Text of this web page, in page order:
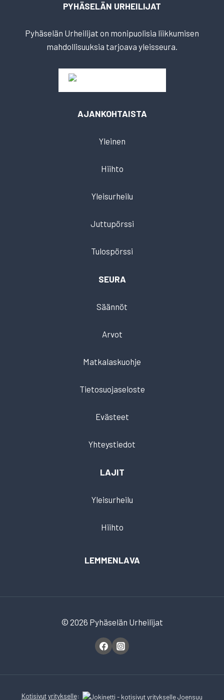
PYHÄSELÄN URHEILIJAT
Pyhäselän Urheilijat on monipuolisia liikkumisen
mahdollisuuksia tarjoava yleisseura.
AJANKOHTAISTA
Yleinen
Hiihto
Yleisurheilu
Juttupörssi
Tulospörssi
SEURA
Säännöt
Arvot
Matkalaskuohje
Tietosuojaseloste
Evästeet
Yhteystiedot
LAJIT
Yleisurheilu
Hiihto
LEMMENLAVA
© 2026 Pyhäselän Urheilijat
Kotisivut yritykselle: